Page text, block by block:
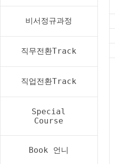
비서정규과정
직무전환Track
직업전환Track
Special
Course
Book 언니